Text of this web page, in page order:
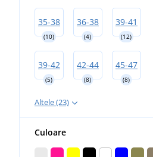
35-38
(10)
36-38
(4)
39-41
(12)
39-42
(5)
42-44
(8)
45-47
(8)
Altele (23)
Culoare